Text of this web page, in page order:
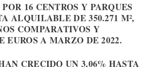
16 CENTROS Y PARQUES
ALQUILABLE DE 350.271 M²,
COMPARATIVOS Y
A MARZO DE 2022.
CRECIDO UN 3,06% HASTA